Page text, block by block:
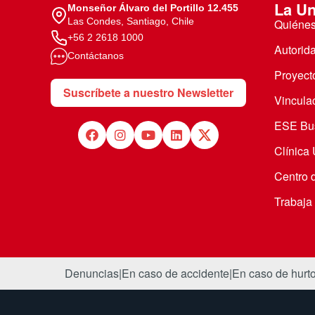
Monseñor Álvaro del Portillo 12.455
Las Condes, Santiago, Chile
+56 2 2618 1000
Contáctanos
Suscríbete a nuestro Newsletter
La
ESE
Clínica
Centro
Denuncias|En caso de accidente|En caso de hurto